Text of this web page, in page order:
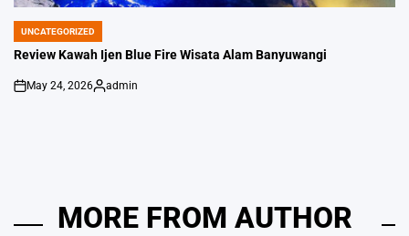
POSTED
IN
UNCATEGORIZED
Review Kawah Ijen Blue Fire Wisata Alam Banyuwangi
on
May 24, 2026
Posted
admin
MORE FROM AUTHOR